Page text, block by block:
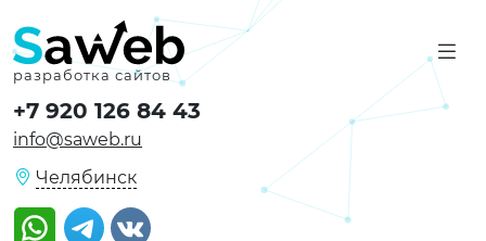
разработка сайтов
Челябинск
WatsappTelegram
VK
+7 920 126 84 43
info@saweb.ru